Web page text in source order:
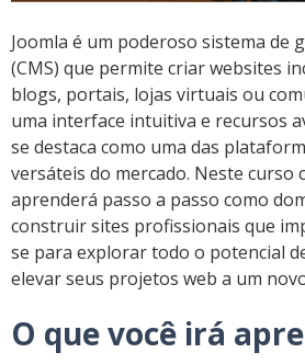
Joomla é um poderoso sistema de
(CMS) que permite criar websites
blogs, portais, lojas virtuais ou
uma interface intuitiva e recursos
se destaca como uma das
versáteis do mercado. Neste curso
aprenderá passo a passo como
construir sites profissionais que
se para explorar todo o potencial
elevar seus projetos web a um
O que você irá